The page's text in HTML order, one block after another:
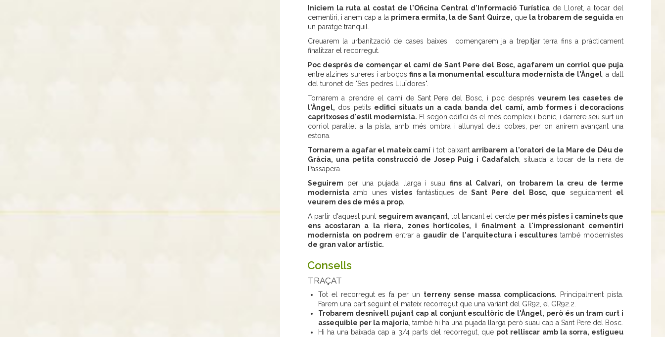
Iniciem la ruta al costat de l'Oficina Central d'Informació Turísticade Lloret, a tocar del
cementiri, i anem cap a la primera ermita, la de Sant Quirze, que la trobarem de seguidaen
un paratge tranquil.
Creuarem la urbanització de cases baixes i començarem ja a trepitjar terra fins a pràcticament
finalitzar el recorregut.
Poc després de començar el camí de Sant Pere del Bosc, agafarem un corriol que puja
entre alzines sureres i arboços fins a la monumental escultura modernista de l'Àngel, a dalt
del turonet de "Ses pedres Lluïdores".
Tornarem a prendre el camí de Sant Pere del Bosc, i poc després veurem les casetes de
l'Àngel, dos petits edifici situats un a cada banda del camí, amb formes i decoracions
capritxoses d'estil modernista. El segon edifici és el més complex i bonic, i darrere seu surt un
corriol paral·lel a la pista, amb més ombra i allunyat dels cotxes, per on anirem avançant una
estona.
Tornarem a agafar el mateix camí i tot baixant arribarem a l'oratori de la Mare de Déu de
Gràcia, una petita construcció de Josep Puig i Cadafalch, situada a tocar de la riera de
Passapera.
Seguirem per una pujada llarga i suau fins al Calvari, on trobarem la creu de terme
modernistaamb unes vistesfantàstiques deSant Pere del Bosc, que seguidament el
veurem des de més a prop.
A partir d'aquest punt seguirem avançant, tot tancant el cercle per més pistes i caminets que
ens acostaran a la riera, zones hortícoles, i finalment a l'impressionant cementiri
modernista on podrem entrar a gaudir de l'arquitectura i esculturestambé modernistes
de gran valor artístic.
Consells
TRAÇAT
Tot el recorregut es fa per un terreny sense massa complicacions. Principalment pista.
Farem una part seguint el mateix recorregut que una variant del GR92, el GR92.2.
Trobarem desnivell pujant cap al conjunt escultòric de l'Àngel, però és un tram curt i
assequible per la majoria, també hi ha una pujada llarga però suau cap a Sant Pere del Bosc.
Hi ha una baixada cap a 3/4 parts del recorregut, que pot relliscar amb la sorra, estigueu